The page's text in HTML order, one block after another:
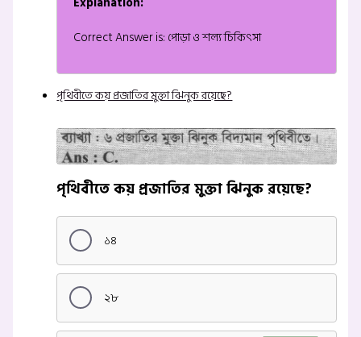
Correct Answer is: পোড়া ও শল্য চিকিৎসা
পৃথিবীতে কয় প্রজাতির মুক্তা ঝিনুক রয়েছে?
পৃথিবীতে কয় প্রজাতির মুক্তা ঝিনুক রয়েছে?
১৪
২৮